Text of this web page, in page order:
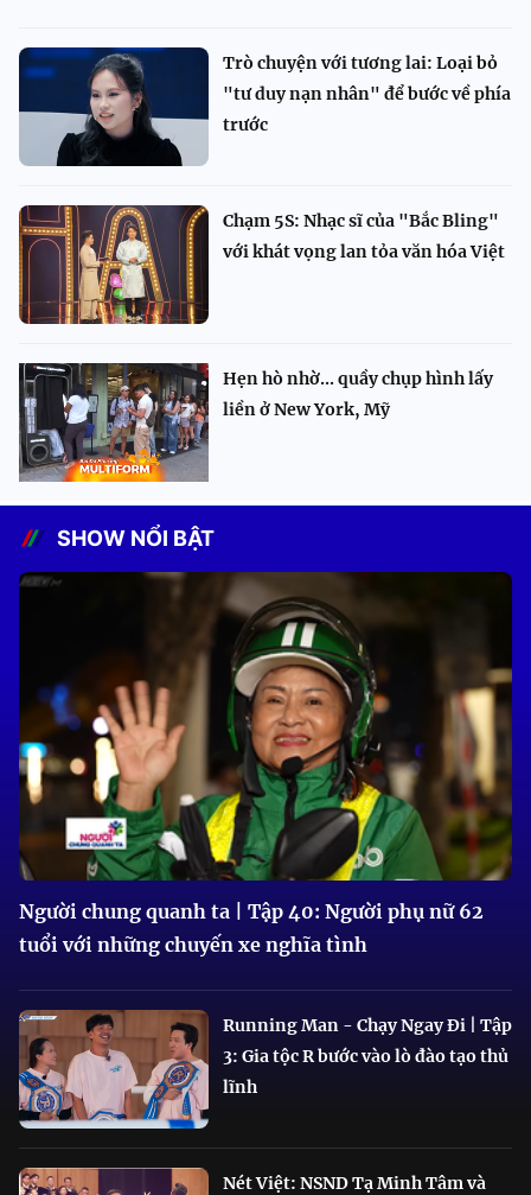
Trò chuyện với tương lai: Loại bỏ
"tư duy nạn nhân" để bước về phía
trước
Chạm 5S: Nhạc sĩ của "Bắc Bling"
với khát vọng lan tỏa văn hóa Việt
Hẹn hò nhờ... quầy chụp hình lấy
liền ở New York, Mỹ
SHOW NỔI BẬT
Người chung quanh ta | Tập 40: Người phụ nữ 62
tuổi với những chuyến xe nghĩa tình
Running Man - Chạy Ngay Đi | Tập
3: Gia tộc R bước vào lò đào tạo thủ
lĩnh
Nét Việt: NSND Tạ Minh Tâm và